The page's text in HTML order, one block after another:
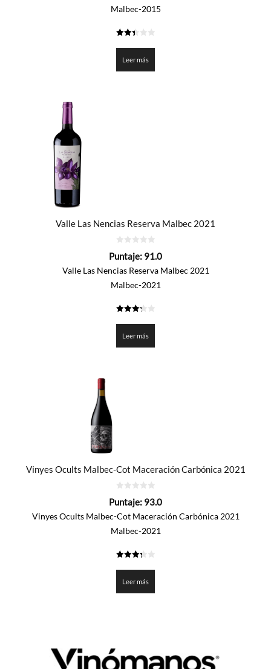
Malbec-2015
de 5
Leer más
Valle Las Nencias Reserva Malbec 2021
de
Puntaje: 91.0
Valle Las Nencias Reserva Malbec 2021
Malbec-2021
de 5
Leer más
Vinyes Ocults Malbec-Cot Maceración Carbónica 2021
de
Puntaje: 93.0
Vinyes Ocults Malbec-Cot Maceración Carbónica 2021
Malbec-2021
de 5
Leer más